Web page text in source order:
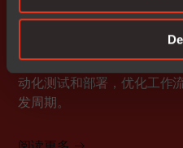
嵌入式CI/CD
通过Kubernetes、Jenkins
动化测试和部署，优化工作
发周期。